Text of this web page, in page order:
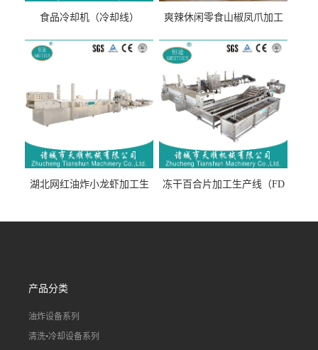
食品冷却机（冷却线）
爽辣休闲零食山椒凤爪加工
流水线）
湖北网红油炸小龙虾加工生
线）
冻干百合片加工生产线（FD
线）
产品分类
油炸设备系列
清洗•冷却设备系列